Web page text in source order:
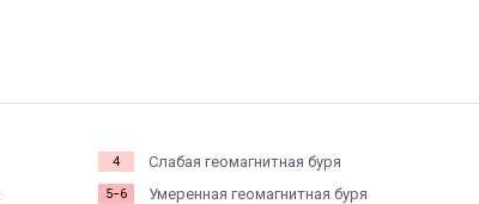
4 Слабая геомагнитная буря
5−6 Умеренная геомагнитная буря